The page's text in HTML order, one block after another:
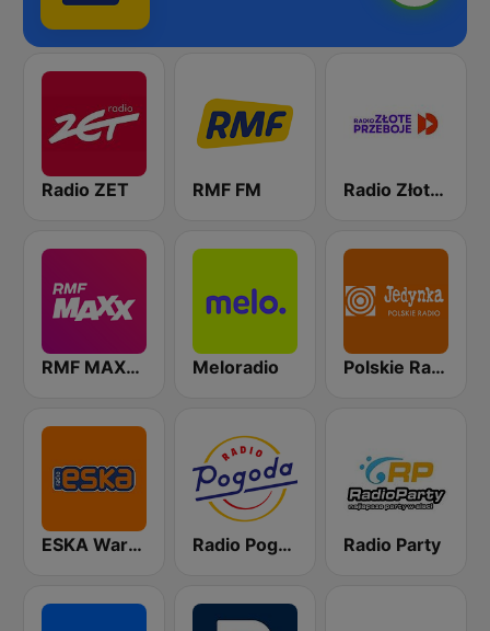
Radio ZET RMF FM Radio Złote Przeboje
RMF MAXXX Meloradio Polskie Radio Program I (PR1) Jedynka
ESKA Warszawa Radio Pogoda Radio Party